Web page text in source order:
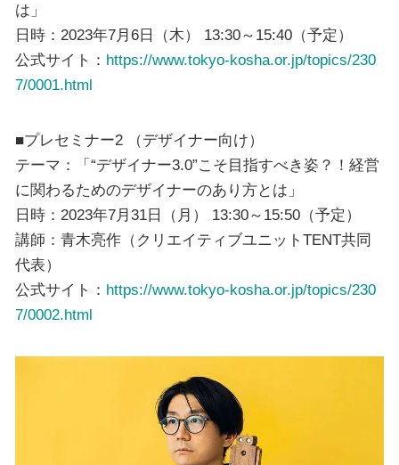
は」
日時：2023年7月6日（木） 13:30～15:40（予定）
公式サイト： https://www.tokyo-kosha.or.jp/topics/230
7/0001.html
■プレセミナー2 （デザイナー向け）
テーマ：「“デザイナー3.0”こそ目指すべき姿？！経営
に関わるためのデザイナーのあり方とは」
日時：2023年7月31日（月） 13:30～15:50（予定）
講師：青木亮作（クリエイティブユニットTENT共同
代表）
公式サイト： https://www.tokyo-kosha.or.jp/topics/230
7/0002.html